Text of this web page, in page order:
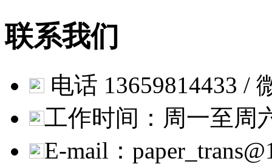
联系我们
电话 13659814433 /
工作时间：周一至周
E-mail：